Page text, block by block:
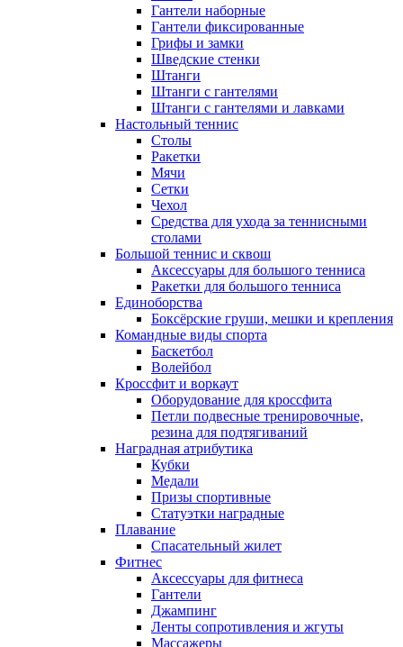
Гантели наборные
Гантели фиксированные
Грифы и замки
Шведские стенки
Штанги
Штанги с гантелями
Штанги с гантелями и лавками
Настольный теннис
Столы
Ракетки
Мячи
Сетки
Чехол
Средства для ухода за теннисными
столами
Большой теннис и сквош
Аксессуары для большого тенниса
Ракетки для большого тенниса
Единоборства
Боксёрские груши, мешки и крепления
Командные виды спорта
Баскетбол
Волейбол
Кроссфит и воркаут
Оборудование для кроссфита
Петли подвесные тренировочные,
резина для подтягиваний
Наградная атрибутика
Кубки
Медали
Призы спортивные
Статуэтки наградные
Плавание
Спасательный жилет
Фитнес
Аксессуары для фитнеса
Гантели
Джампинг
Ленты сопротивления и жгуты
Массажеры